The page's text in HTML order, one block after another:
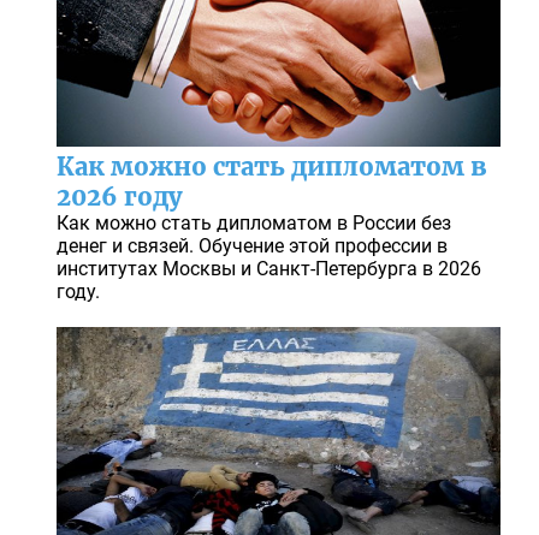
Как можно стать дипломатом в
2026 году
Как можно стать дипломатом в России без
денег и связей. Обучение этой профессии в
институтах Москвы и Санкт-Петербурга в 2026
году.